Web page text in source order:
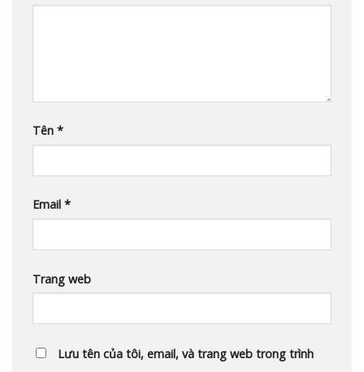
Tên *
Email *
Trang web
Lưu tên của tôi, email, và trang web trong trình